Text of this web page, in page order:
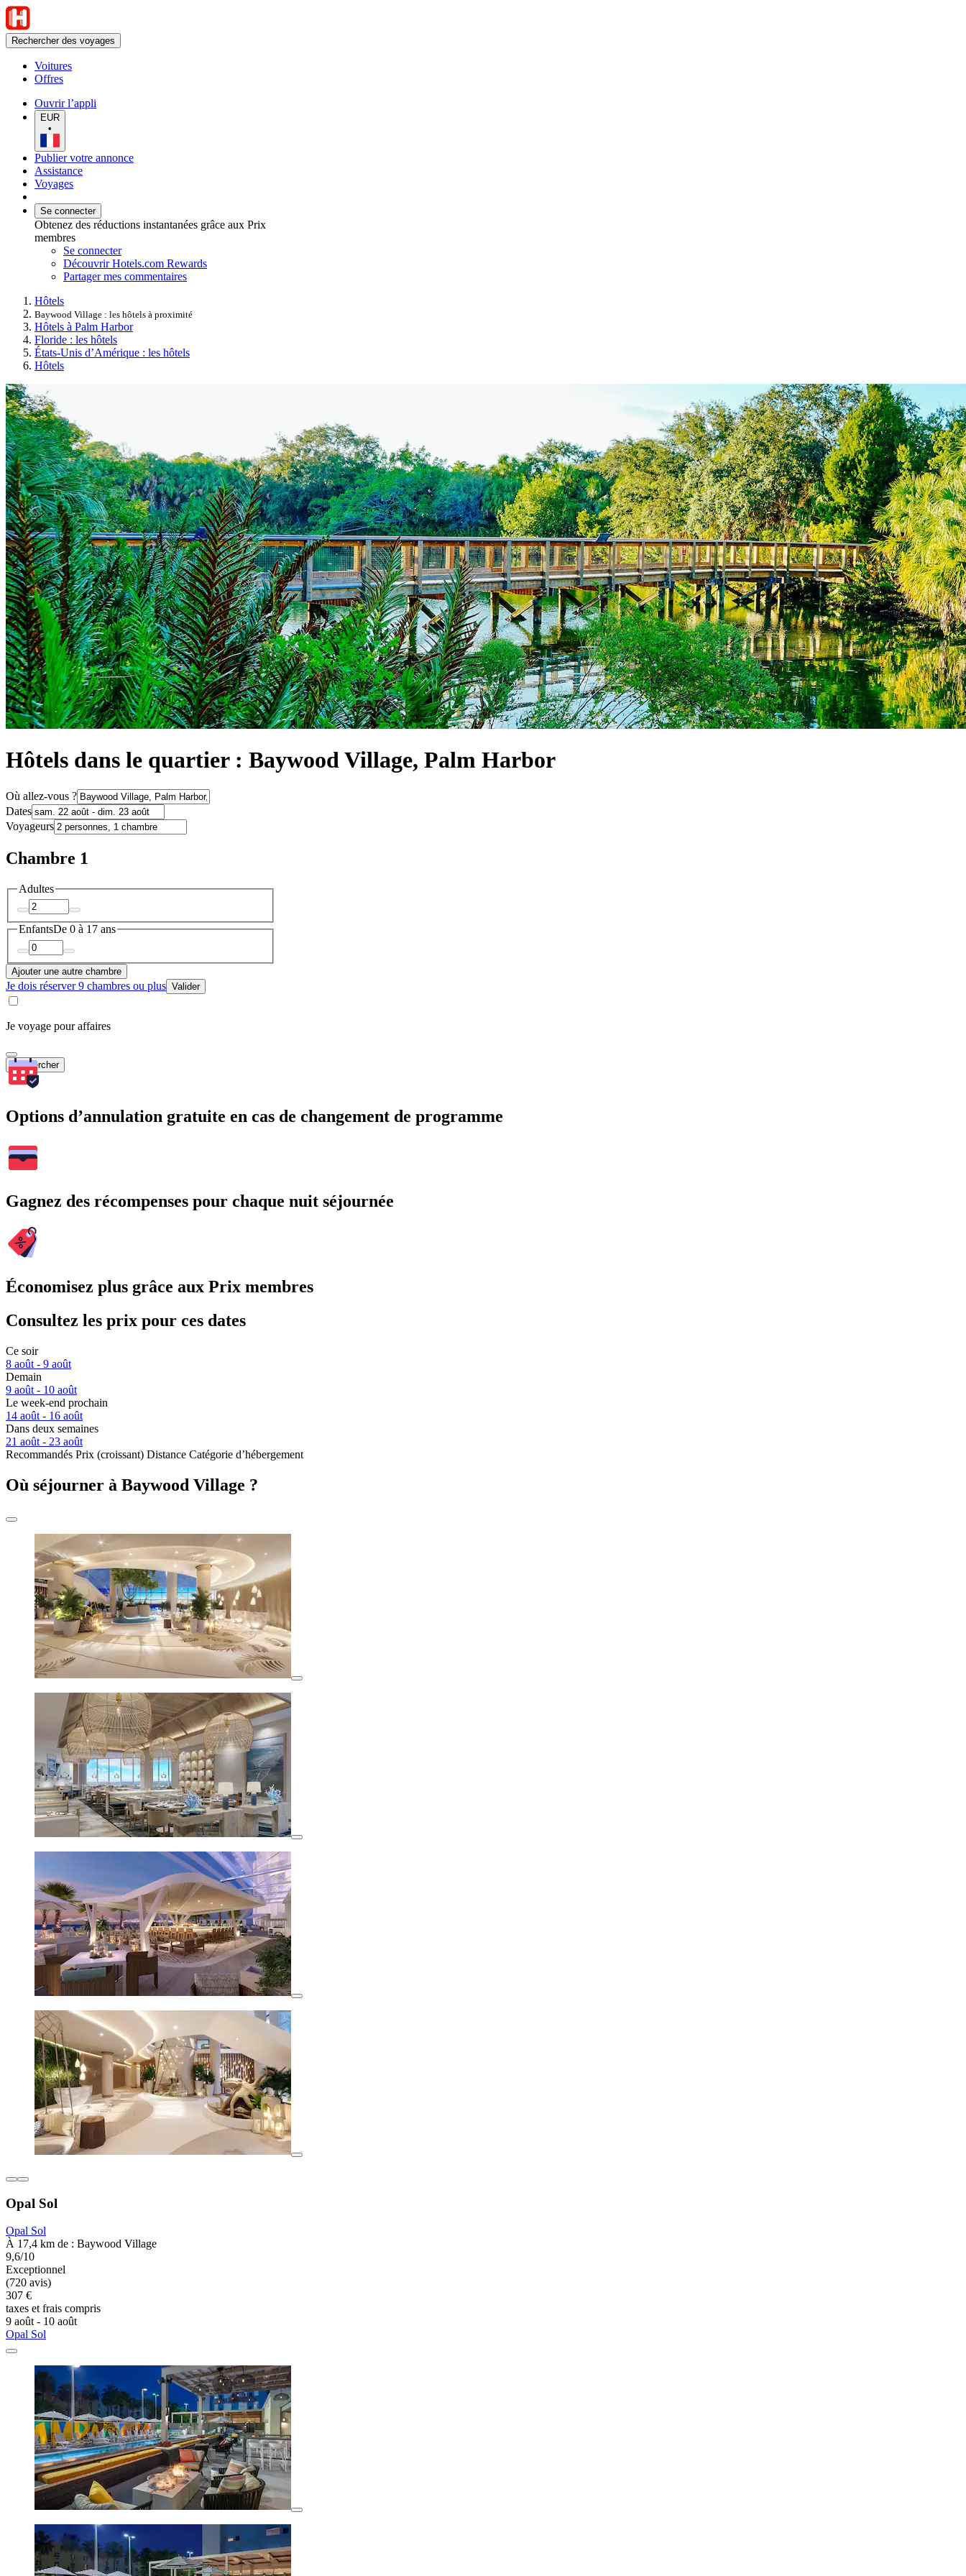
Rechercher des voyages
Voitures
Offres
Ouvrir l’appli
EUR
•
Publier votre annonce
Assistance
Voyages
Se connecter
Obtenez des réductions instantanées grâce aux Prix
membres
Se connecter
Découvrir Hotels.com Rewards
Partager mes commentaires
Hôtels
Baywood Village : les hôtels à proximité
Hôtels à Palm Harbor
Floride : les hôtels
États-Unis d’Amérique : les hôtels
Hôtels
Hôtels dans le quartier : Baywood Village, Palm Harbor
Où allez-vous ?
Dates
Voyageurs
Chambre 1
Adultes
EnfantsDe 0 à 17 ans
Ajouter une autre chambre
Je dois réserver 9 chambres ou plus Valider
Je voyage pour affaires
Rechercher
Options d’annulation gratuite en cas de changement de programme
Gagnez des récompenses pour chaque nuit séjournée
Économisez plus grâce aux Prix membres
Consultez les prix pour ces dates
Ce soir
8 août - 9 août
Demain
9 août - 10 août
Le week-end prochain
14 août - 16 août
Dans deux semaines
21 août - 23 août
Recommandés Prix (croissant) Distance Catégorie d’hébergement
Où séjourner à Baywood Village ?
Opal Sol
Opal Sol
À 17,4 km de : Baywood Village
9,6/10
Exceptionnel
(720 avis)
307 €
taxes et frais compris
9 août - 10 août
Opal Sol